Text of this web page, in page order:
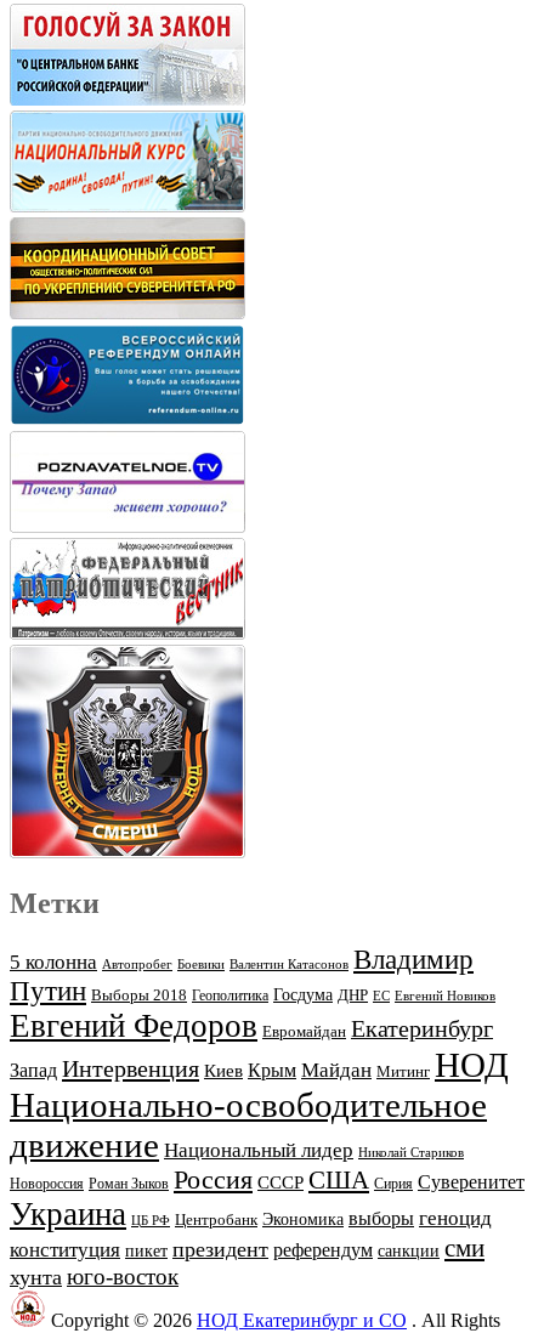
Метки
5 колонна Автопробег Боевики Валентин Катасонов Владимир
Путин Выборы 2018 Геополитика Госдума ДНР ЕС Евгений Новиков
Евгений Федоров Евромайдан Екатеринбург
Запад Интервенция Киев Крым Майдан Митинг НОД
Национально-освободительное
движение Национальный лидер Николай Стариков
Новороссия Роман Зыков Россия СССР США Сирия Суверенитет
Украина ЦБ РФ Центробанк Экономика выборы геноцид
конституция пикет президент референдум санкции сми
хунта юго-восток
Copyright © 2026 НОД Екатеринбург и СО . All Rights